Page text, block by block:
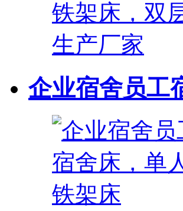
企业宿舍员工